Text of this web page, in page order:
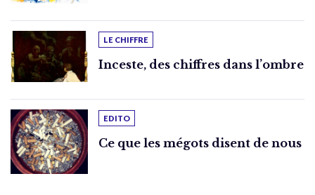
LE CHIFFRE
Inceste, des chiffres dans l’ombre
EDITO
Ce que les mégots disent de nous